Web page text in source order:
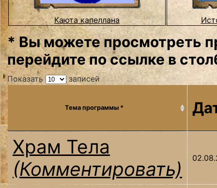
Каюта капеллана
* Вы можете просмотреть
перейдите по ссылке в
Показать записей
Тема программы *
Храм Тела
(Комментировать)